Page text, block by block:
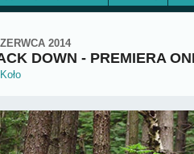
2014
DOWN - PREMIERA